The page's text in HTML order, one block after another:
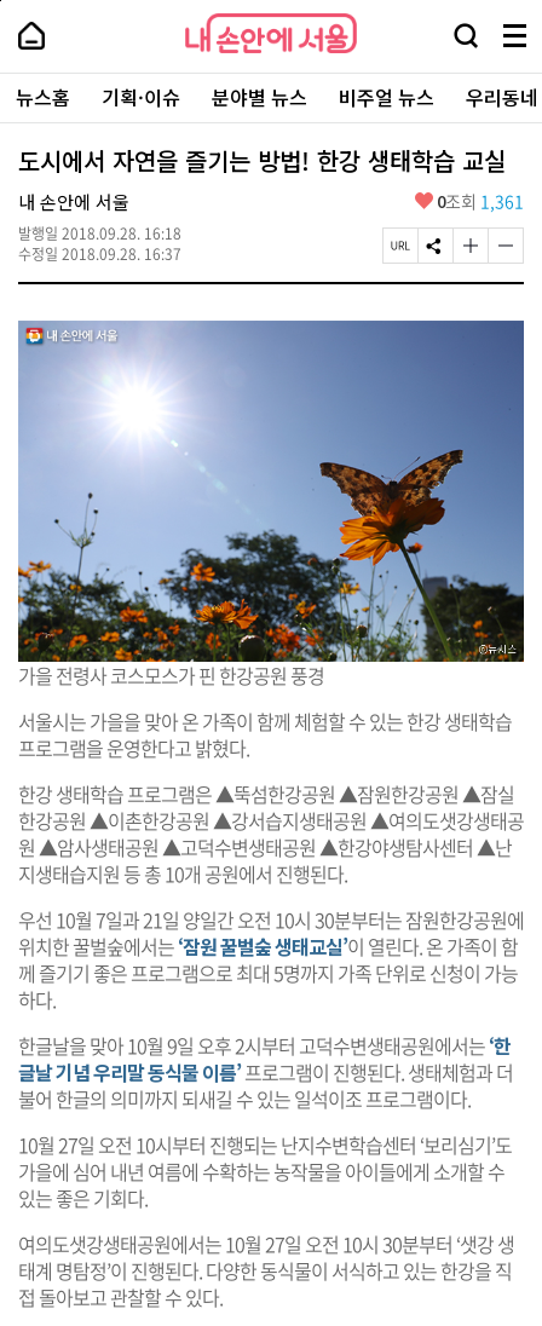
본
로
가
내
손
안
에
서
울
-
서
울
시
대
표
소
포
털
내
손
에
울
검
창
열
기
메
뉴
전
체
보
주
요
서
뉴스홈 기획·이슈 분야별 뉴스 비주얼 뉴스 우리동
도시에서 자연을 즐기는 방법! 한강 생태학습 교실
내 손안에 서울
발행일 2018.09.28. 16:18
수정일 2018.09.28. 16:37
좋
요
0조회 1,361
페
이
U
S
N
공
글
자
기
글
자
기
가을 전령사 코스모스가 핀 한강공원 풍경
서울시는 가을을 맞아 온 가족이 함께 체험할 수 있는 한강 생태학습
프로그램을 운영한다고 밝혔다.
한강 생태학습 프로그램은 ▲뚝섬한강공원 ▲잠원한강공원 ▲잠실
한강공원 ▲이촌한강공원 ▲강서습지생태공원 ▲여의도샛강생태공
원 ▲암사생태공원 ▲고덕수변생태공원 ▲한강야생탐사센터 ▲난
지생태습지원 등 총 10개 공원에서 진행된다.
우선 10월 7일과 21일 양일간 오전 10시 30분부터는 잠원한강공원에
위치한 꿀벌숲에서는‘잠원 꿀벌숲 생태교실’이 열린다. 온 가족이 함
께 즐기기 좋은 프로그램으로 최대 5명까지 가족 단위로 신청이 가능
하다.
한글날을 맞아 10월 9일 오후 2시부터 고덕수변생태공원에서는‘한
글날 기념 우리말 동식물 이름’프로그램이 진행된다. 생태체험과 더
불어 한글의 의미까지 되새길 수 있는 일석이조 프로그램이다.
10월 27일 오전 10시부터 진행되는 난지수변학습센터 ‘보리심기’도
가을에 심어 내년 여름에 수확하는 농작물을 아이들에게 소개할 수
있는 좋은 기회다.
여의도샛강생태공원에서는 10월 27일 오전 10시 30분부터 ‘샛강 생
태계 명탐정’이 진행된다. 다양한 동식물이 서식하고 있는 한강을 직
접 돌아보고 관찰할 수 있다.
페
상
단
로